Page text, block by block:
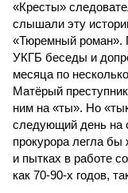
«Кресты»
слышали эту
«Тюремный роман».
УКГБ беседы и
месяца по
Матёрый
ним на «ты». Но
следующий день на
прокурора легла бы
и пытках в работе
как 70-90-х годов,